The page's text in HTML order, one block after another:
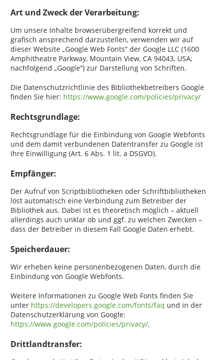
Art und Zweck der Verarbeitung:
Um unsere Inhalte browserübergreifend korrekt und
grafisch ansprechend darzustellen, verwenden wir auf
dieser Website „Google Web Fonts“ der Google LLC (1600
Amphitheatre Parkway, Mountain View, CA 94043, USA;
nachfolgend „Google“) zur Darstellung von Schriften.
Die Datenschutzrichtlinie des Bibliothekbetreibers Google
finden Sie hier: https://www.google.com/policies/privacy/
Rechtsgrundlage:
Rechtsgrundlage für die Einbindung von Google Webfonts
und dem damit verbundenen Datentransfer zu Google ist
Ihre Einwilligung (Art. 6 Abs. 1 lit. a DSGVO).
Empfänger:
Der Aufruf von Scriptbibliotheken oder Schriftbibliotheken
löst automatisch eine Verbindung zum Betreiber der
Bibliothek aus. Dabei ist es theoretisch möglich – aktuell
allerdings auch unklar ob und ggf. zu welchen Zwecken –
dass der Betreiber in diesem Fall Google Daten erhebt.
Speicherdauer:
Wir erheben keine personenbezogenen Daten, durch die
Einbindung von Google Webfonts.
Weitere Informationen zu Google Web Fonts finden Sie
unter https://developers.google.com/fonts/faq und in der
Datenschutzerklärung von Google:
https://www.google.com/policies/privacy/.
Drittlandtransfer: